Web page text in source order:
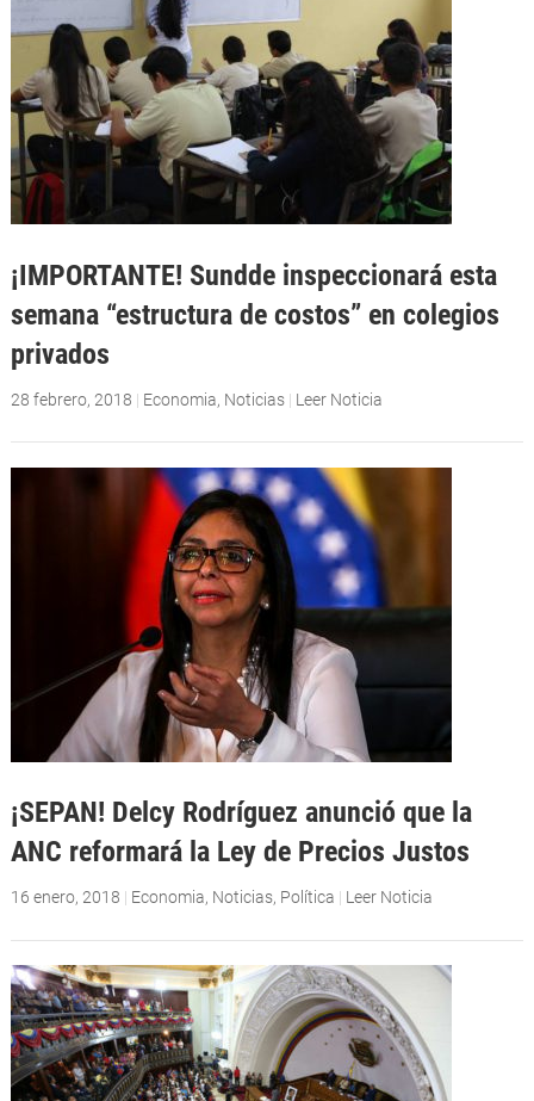
¡IMPORTANTE! Sundde inspeccionará esta
semana “estructura de costos” en colegios
privados
28 febrero, 2018 | Economia, Noticias | Leer Noticia
¡SEPAN! Delcy Rodríguez anunció que la
ANC reformará la Ley de Precios Justos
16 enero, 2018 | Economia, Noticias, Política | Leer Noticia